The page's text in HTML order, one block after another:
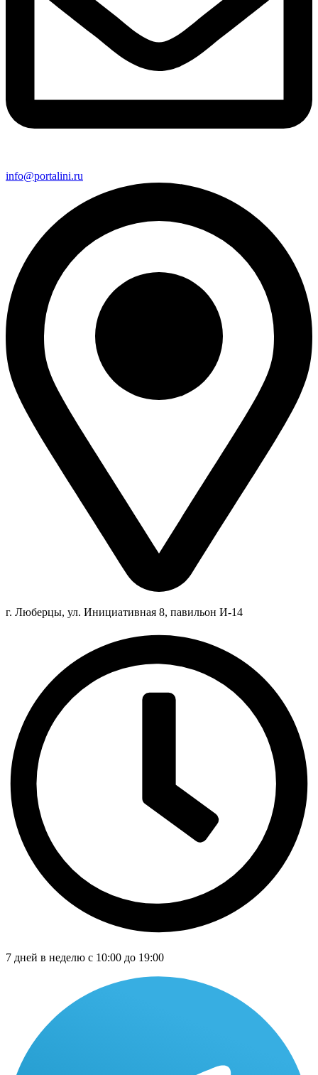
info@portalini.ru
г. Люберцы, ул. Инициативная 8, павильон И-14
7 дней в неделю с 10:00 до 19:00